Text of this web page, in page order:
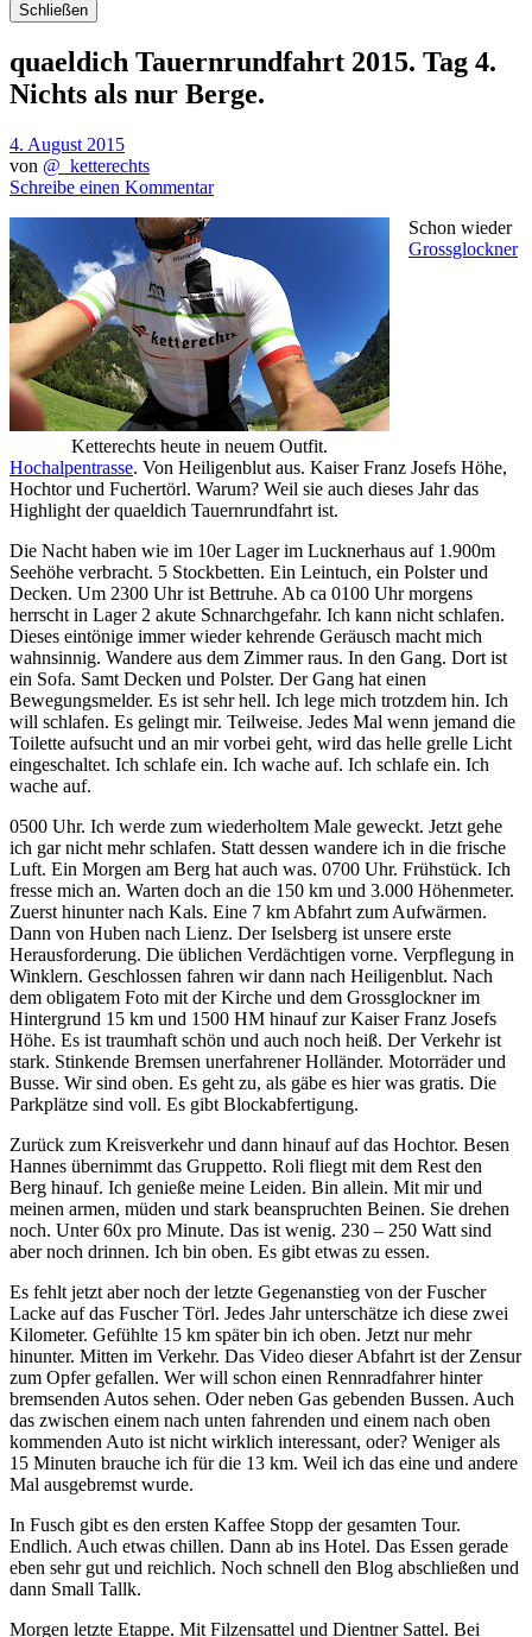
Schließen
quaeldich Tauernrundfahrt 2015. Tag 4.
Nichts als nur Berge.
4. August 2015
von @_ketterechts
Schreibe einen Kommentar
Ketterechts heute in neuem Outfit.
Schon wieder
Grossglockner
Hochalpentrasse. Von Heiligenblut aus. Kaiser Franz Josefs Höhe,
Hochtor und Fuchertörl. Warum? Weil sie auch dieses Jahr das
Highlight der quaeldich Tauernrundfahrt ist.
Die Nacht haben wie im 10er Lager im Lucknerhaus auf 1.900m
Seehöhe verbracht. 5 Stockbetten. Ein Leintuch, ein Polster und
Decken. Um 2300 Uhr ist Bettruhe. Ab ca 0100 Uhr morgens
herrscht in Lager 2 akute Schnarchgefahr. Ich kann nicht schlafen.
Dieses eintönige immer wieder kehrende Geräusch macht mich
wahnsinnig. Wandere aus dem Zimmer raus. In den Gang. Dort ist
ein Sofa. Samt Decken und Polster. Der Gang hat einen
Bewegungsmelder. Es ist sehr hell. Ich lege mich trotzdem hin. Ich
will schlafen. Es gelingt mir. Teilweise. Jedes Mal wenn jemand die
Toilette aufsucht und an mir vorbei geht, wird das helle grelle Licht
eingeschaltet. Ich schlafe ein. Ich wache auf. Ich schlafe ein. Ich
wache auf.
0500 Uhr. Ich werde zum wiederholtem Male geweckt. Jetzt gehe
ich gar nicht mehr schlafen. Statt dessen wandere ich in die frische
Luft. Ein Morgen am Berg hat auch was. 0700 Uhr. Frühstück. Ich
fresse mich an. Warten doch an die 150 km und 3.000 Höhenmeter.
Zuerst hinunter nach Kals. Eine 7 km Abfahrt zum Aufwärmen.
Dann von Huben nach Lienz. Der Iselsberg ist unsere erste
Herausforderung. Die üblichen Verdächtigen vorne. Verpflegung in
Winklern. Geschlossen fahren wir dann nach Heiligenblut. Nach
dem obligatem Foto mit der Kirche und dem Grossglockner im
Hintergrund 15 km und 1500 HM hinauf zur Kaiser Franz Josefs
Höhe. Es ist traumhaft schön und auch noch heiß. Der Verkehr ist
stark. Stinkende Bremsen unerfahrener Holländer. Motorräder und
Busse. Wir sind oben. Es geht zu, als gäbe es hier was gratis. Die
Parkplätze sind voll. Es gibt Blockabfertigung.
Zurück zum Kreisverkehr und dann hinauf auf das Hochtor. Besen
Hannes übernimmt das Gruppetto. Roli fliegt mit dem Rest den
Berg hinauf. Ich genieße meine Leiden. Bin allein. Mit mir und
meinen armen, müden und stark beanspruchten Beinen. Sie drehen
noch. Unter 60x pro Minute. Das ist wenig. 230 – 250 Watt sind
aber noch drinnen. Ich bin oben. Es gibt etwas zu essen.
Es fehlt jetzt aber noch der letzte Gegenanstieg von der Fuscher
Lacke auf das Fuscher Törl. Jedes Jahr unterschätze ich diese zwei
Kilometer. Gefühlte 15 km später bin ich oben. Jetzt nur mehr
hinunter. Mitten im Verkehr. Das Video dieser Abfahrt ist der Zensur
zum Opfer gefallen. Wer will schon einen Rennradfahrer hinter
bremsenden Autos sehen. Oder neben Gas gebenden Bussen. Auch
das zwischen einem nach unten fahrenden und einem nach oben
kommenden Auto ist nicht wirklich interessant, oder? Weniger als
15 Minuten brauche ich für die 13 km. Weil ich das eine und andere
Mal ausgebremst wurde.
In Fusch gibt es den ersten Kaffee Stopp der gesamten Tour.
Endlich. Auch etwas chillen. Dann ab ins Hotel. Das Essen gerade
eben sehr gut und reichlich. Noch schnell den Blog abschließen und
dann Small Tallk.
Morgen letzte Etappe. Mit Filzensattel und Dientner Sattel. Bei